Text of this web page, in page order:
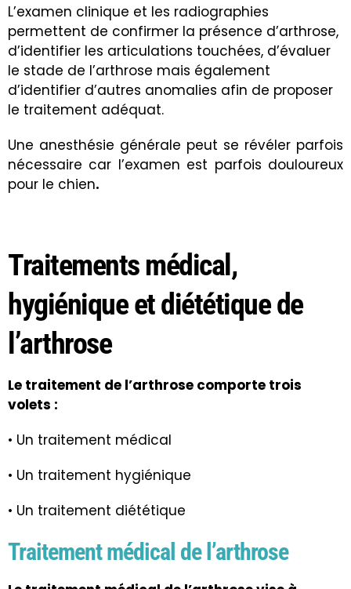
L’examen clinique et les radiographies
permettent de confirmer la présence d’arthrose,
d’identifier les articulations touchées, d’évaluer
le stade de l’arthrose mais également
d’identifier d’autres anomalies afin de proposer
le traitement adéquat.
Une anesthésie générale peut se révéler parfois
nécessaire car l’examen est parfois douloureux
pour le chien.
Traitements médical,
hygiénique et diététique de
l’arthrose
Le traitement de l’arthrose comporte trois
volets :
• Un traitement médical
• Un traitement hygiénique
• Un traitement diététique
Traitement médical de l’arthrose